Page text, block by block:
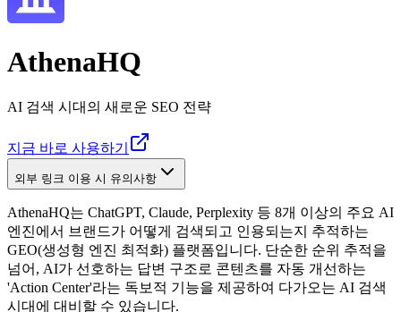
AthenaHQ
AI 검색 시대의 새로운 SEO 전략
지금 바로 사용하기
외부 링크 이용 시 유의사항
AthenaHQ는 ChatGPT, Claude, Perplexity 등 8개 이상의 주요 AI
엔진에서 브랜드가 어떻게 검색되고 인용되는지 추적하는
GEO(생성형 엔진 최적화) 플랫폼입니다. 단순한 순위 추적을
넘어, AI가 선호하는 답변 구조로 콘텐츠를 자동 개선하는
'Action Center'라는 독보적 기능을 제공하여 다가오는 AI 검색
시대에 대비할 수 있습니다.